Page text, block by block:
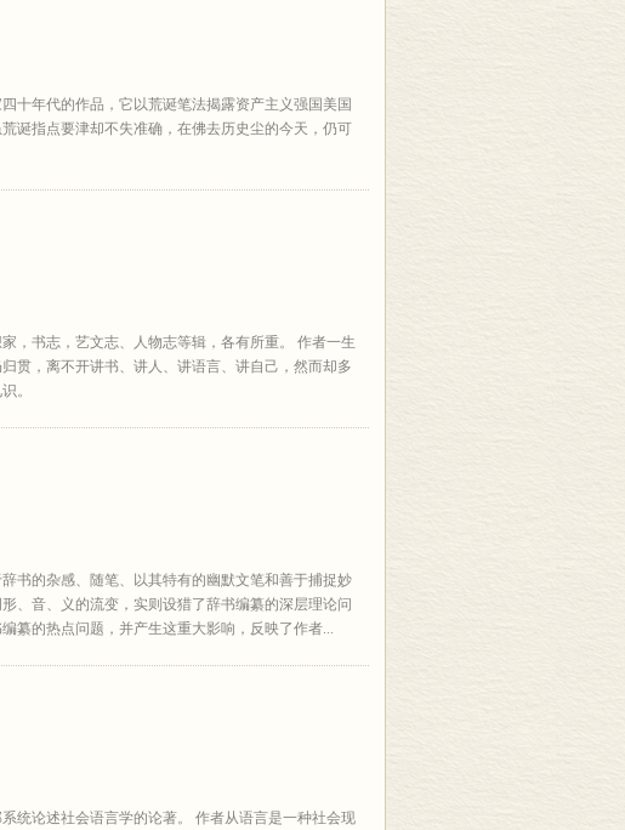
十年代的作品，它以荒诞笔法揭露资产主义强国美国
诞指点要津却不失准确，在佛去历史尘的今天，仍可
，书志，艺文志、人物志等辑，各有所重。 作者一生
贯，离不开讲书、讲人、讲语言、讲自己，然而却多
。
书的杂感、随笔、以其特有的幽默文笔和善于捕捉妙
、音、义的流变，实则设猎了辞书编纂的深层理论问
纂的热点问题，并产生这重大影响，反映了作者...
统论述社会语言学的论著。 作者从语言是一种社会现